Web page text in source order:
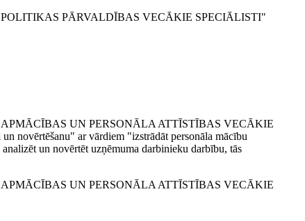
"POLITIKAS PĀRVALDĪBAS VECĀKIE SPECIĀLISTI"
"APMĀCĪBAS UN PERSONĀLA ATTĪSTĪBAS VECĀKIE
novērtēšanu" ar vārdiem "izstrādāt personāla mācību
un novērtēt uzņēmuma darbinieku darbību, tās
"APMĀCĪBAS UN PERSONĀLA ATTĪSTĪBAS VECĀKIE